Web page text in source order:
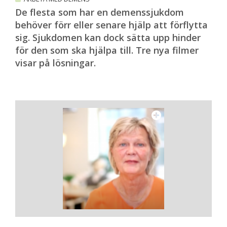
De flesta som har en demenssjukdom
behöver förr eller senare hjälp att förflytta
sig. Sjukdomen kan dock sätta upp hinder
för den som ska hjälpa till. Tre nya filmer
visar på lösningar.